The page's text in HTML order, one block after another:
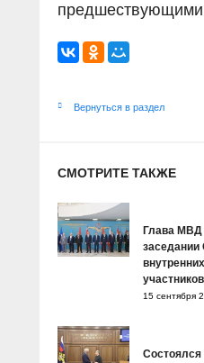
Вернуться в раздел
СМОТРИТЕ ТАКЖЕ
Глава МВД
заседании
15 сентября